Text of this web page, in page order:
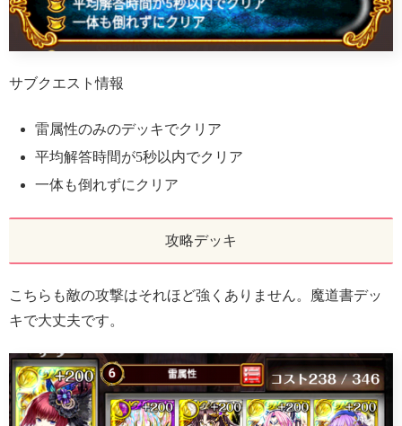
サブクエスト情報
雷属性のみのデッキでクリア
平均解答時間が5秒以内でクリア
一体も倒れずにクリア
攻略デッキ
こちらも敵の攻撃はそれほど強くありません。魔道書デッ
キで大丈夫です。